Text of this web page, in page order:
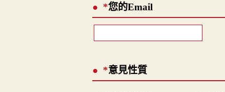
*您的Email
*意見性質